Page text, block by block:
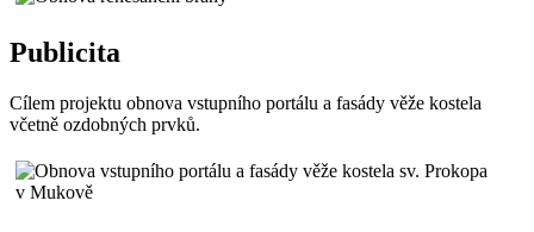
Publicita
Cílem projektu obnova vstupního portálu a fasády věže kostela
včetně ozdobných prvků.